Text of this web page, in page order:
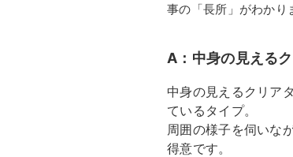
事の「長所」がわかり
A：中身の見える
中身の見えるクリア
ているタイプ。
周囲の様子を伺いな
得意です。